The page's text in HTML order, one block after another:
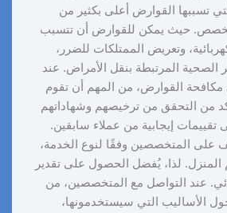
تسببها القوارض أعلى بكثير من
حيث يمكن للقوارض أن تتسبب
وتعريض الممتلكات للضرر،
الصحية المرتبطة بنقل الأمراض. عند
القوارض، من المهم أن تقوم
من التحقق من ترخيصهم وشهاداتهم
تقييمات إيجابية من عملاء سابقين.
على المتخصصين وفقًا لنوع الخدمة،
المنزل. لذا، يُفضل الحصول على تقدير
عند التواصل مع المتخصصين، من
الأساليب التي سيستخدمونها،